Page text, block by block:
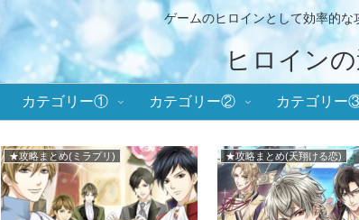
ゲームのヒロインとして効率的な
ヒロインの
カテゴリー① カテゴリー② カテゴリー
★攻略まとめ(王子EK) メインまとめ